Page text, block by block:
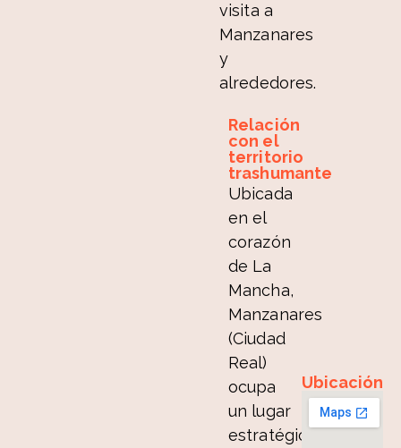
visita a
Manzanares
y
alrededores.
Relación
con el
territorio
trashumante
Ubicada
en el
corazón
de La
Mancha,
Manzanares
(Ciudad
Real)
ocupa
un lugar
estratégico
Ubicación